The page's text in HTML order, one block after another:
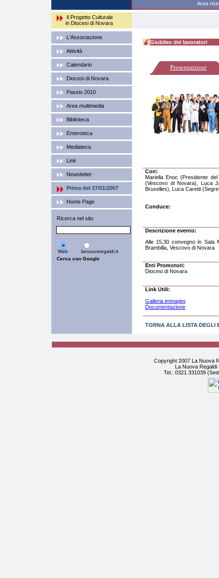
Il Progetto Culturale
in Diocesi di Novara
L'Associazione
Attività
Calendario
Diocesi di Novara
Passio 2010
Area multimedia
Biblioteca
Emeroteca
Mediateca
Link
Newsletter
Prima del 27/01/2007
Home Page
Ricerca nel sito
Web lanuovaregaldi.it
Giubileo dei lavoratori
Presentazione
Con:
Mariella Enoc (Presidente
(Vescovo di Novara), Luca
Bruxelles), Luca Caretti
Conduce:
Descrizione evento:
Alle 15,30 convegno in Sala
Brambilla, Vescovo di Novara
Enti Promotori:
Diocesi di Novara
Link Utili:
Galleria immagini
Documentazione
TORNA ALLA LISTA DEGLI
Copyright 2007 La Nuova
La Nuova Regaldi
Tel.: 0321 331039